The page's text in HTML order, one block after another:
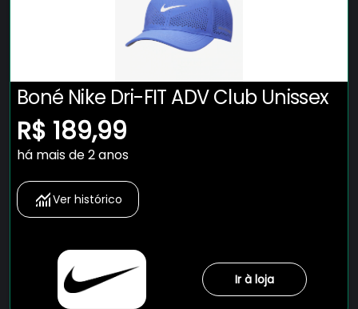
Boné Nike Dri-FIT ADV Club Unissex
R$ 189,99
há mais de 2 anos
Ver histórico
Ir à loja